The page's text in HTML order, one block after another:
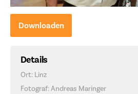
Downloaden
Details
Ort: Linz
Fotograf: Andreas Maringer